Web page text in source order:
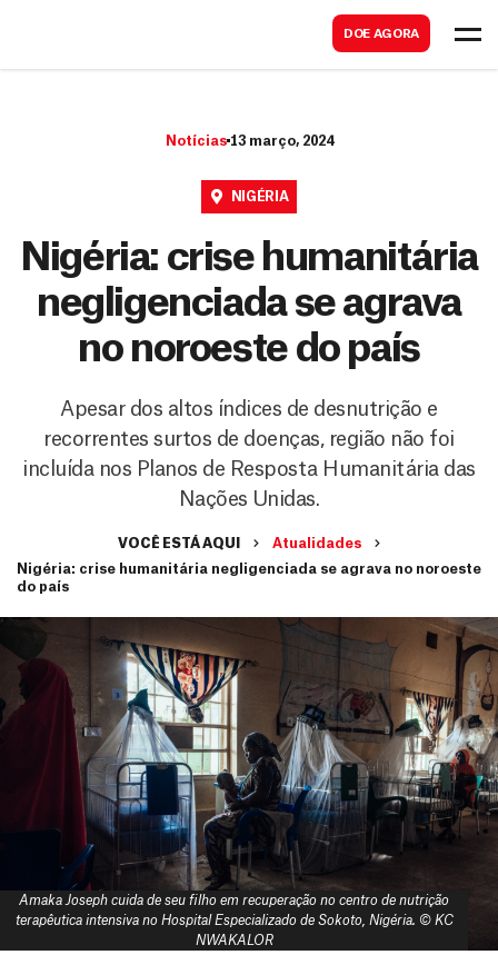
DOE AGORA
Notícias 13 março, 2024
NIGÉRIA
Nigéria: crise humanitária
negligenciada se agrava
no noroeste do país
Apesar dos altos índices de desnutrição e
recorrentes surtos de doenças, região não foi
incluída nos Planos de Resposta Humanitária das
Nações Unidas.
VOCÊ ESTÁ AQUI
Atualidades
Nigéria: crise humanitária negligenciada se agrava no noroeste
do país
Amaka Joseph cuida de seu filho em recuperação no centro de nutrição
terapêutica intensiva no Hospital Especializado de Sokoto, Nigéria. © KC
NWAKALOR
a
r